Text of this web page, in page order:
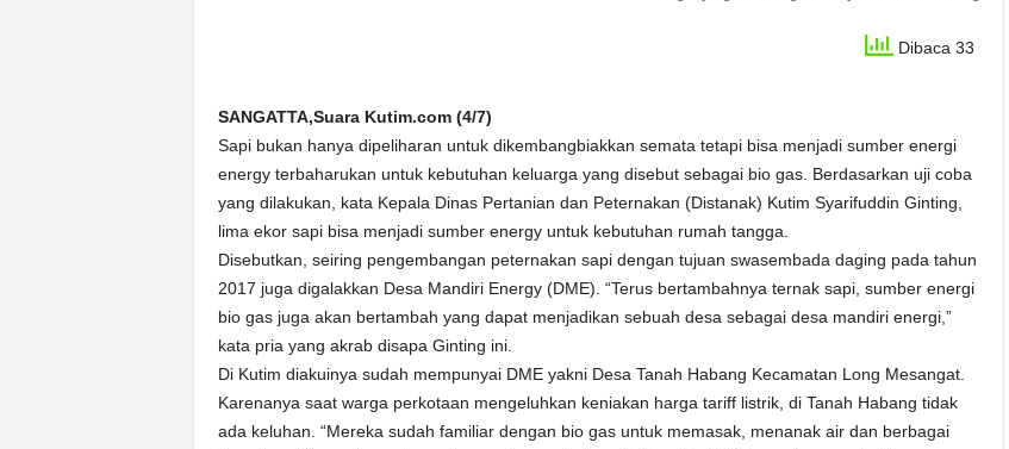
Dibaca 33
SANGATTA,Suara Kutim.com (4/7)
Sapi bukan hanya dipeliharan untuk dikembangbiakkan semata tetapi bisa menjadi sumber energi
energy terbaharukan untuk kebutuhan keluarga yang disebut sebagai bio gas. Berdasarkan uji coba
yang dilakukan, kata Kepala Dinas Pertanian dan Peternakan (Distanak) Kutim Syarifuddin Ginting,
lima ekor sapi bisa menjadi sumber energy untuk kebutuhan rumah tangga.
Disebutkan, seiring pengembangan peternakan sapi dengan tujuan swasembada daging pada tahun
2017 juga digalakkan Desa Mandiri Energy (DME). “Terus bertambahnya ternak sapi, sumber energi
bio gas juga akan bertambah yang dapat menjadikan sebuah desa sebagai desa mandiri energi,”
kata pria yang akrab disapa Ginting ini.
Di Kutim diakuinya sudah mempunyai DME yakni Desa Tanah Habang Kecamatan Long Mesangat.
Karenanya saat warga perkotaan mengeluhkan keniakan harga tariff listrik, di Tanah Habang tidak
ada keluhan. “Mereka sudah familiar dengan bio gas untuk memasak, menanak air dan berbagai